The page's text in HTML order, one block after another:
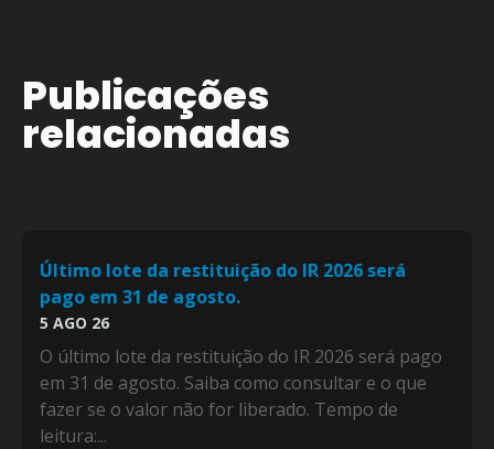
Publicações
relacionadas
Último lote da restituição do IR 2026 será
pago em 31 de agosto.
5 AGO 26
O último lote da restituição do IR 2026 será pago
em 31 de agosto. Saiba como consultar e o que
fazer se o valor não for liberado. Tempo de
leitura:...